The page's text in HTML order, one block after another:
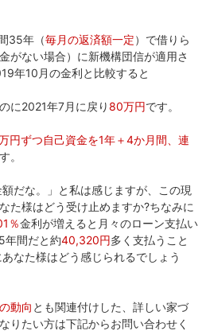
35年（毎月の返済額一定）で借りら
がない場合）に新機構団信が適用さ
年10月の金利と比較すると
に2021年7月に戻り80万円です。
円ずつ自己資金を1年＋4か月間、連
。
だな。」と私は感じますが、この現
た様はどう受け止めますか?ちなみに
％金利が増えると月々のローン支払い
年間だと約40,320円多く支払うこと
なた様はどう感じられるでしょう
動向 とも関連付けした、詳しい家づ
りたい方は下記からお問い合わせく